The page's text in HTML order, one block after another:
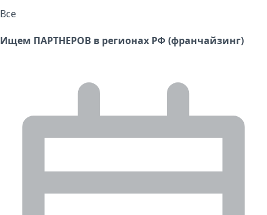
Все
Ищем ПАРТНЕРОВ в регионах РФ (франчайзинг)